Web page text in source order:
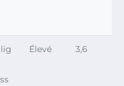
Élevé 3,6